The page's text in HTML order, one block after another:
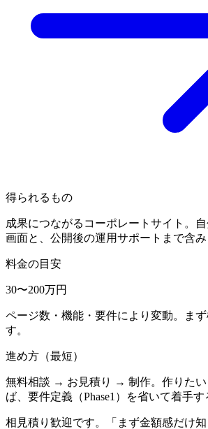
得られるもの
成果につながるコーポレートサイト。
画面と、公開後の運用サポートまで含み
料金の目安
30〜200万円
ページ数・機能・要件により変動。ま
す。
進め方（最短）
無料相談 → お見積り → 制作。作りたい
ば、要件定義（Phase1）を省いて着手す
相見積り歓迎です。「まず金額感だけ